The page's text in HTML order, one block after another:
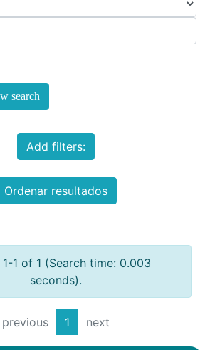
search
Add filters:
Ordenar resultados
1-1 of 1 (Search time: 0.003
seconds).
previous 1 next